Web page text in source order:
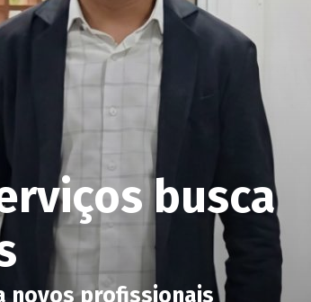
busca
novos profissionais